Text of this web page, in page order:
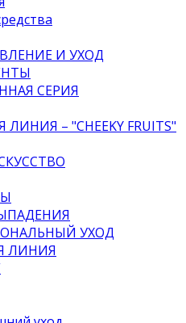
И УХОД
СЕРИЯ
– "CHEEKY FRUITS"
УХОД
ЛИНИЯ